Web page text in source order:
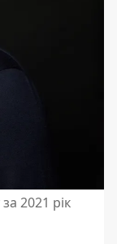
2021 рік